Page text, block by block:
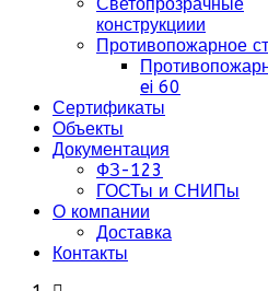
конструкциии
Противопожарное
ei 60
Сертификаты
Объекты
Документация
ФЗ-123
ГОСТы и СНИПы
О компании
Доставка
Контакты